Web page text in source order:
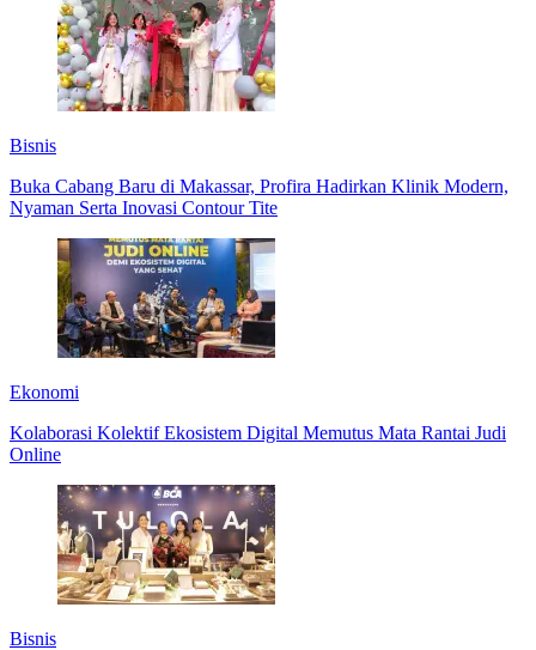
Bisnis
Buka Cabang Baru di Makassar, Profira Hadirkan Klinik Modern,
Nyaman Serta Inovasi Contour Tite
Ekonomi
Kolaborasi Kolektif Ekosistem Digital Memutus Mata Rantai Judi
Online
Bisnis